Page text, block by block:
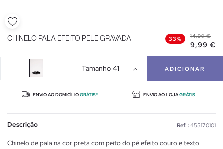
CHINELO PALA EFEITO PELE GRAVADA 33% 14,99 €
9,99 €
Tamanho 41 ADICIONAR
ENVIO AO DOMICÍLIOGRÁTIS* ENVIO AO LOJAGRÁTIS
Descrição Ref. : 455170101
Chinelo de pala na cor preta com peito do pé efeito couro e texto